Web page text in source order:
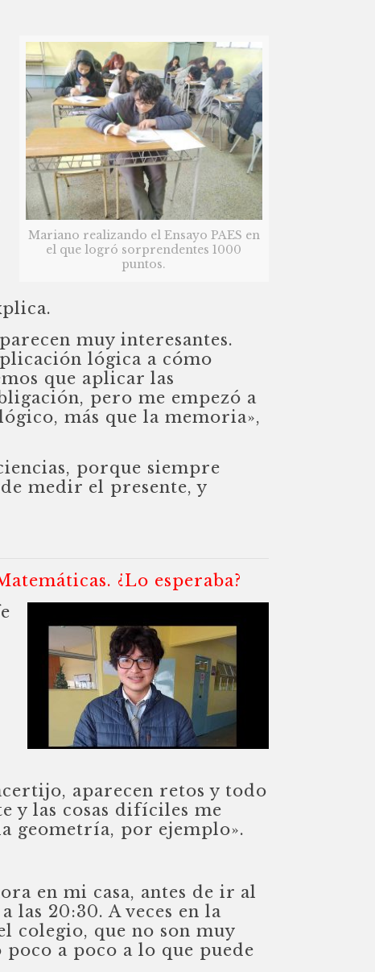
Mariano realizando el Ensayo PAES en
el que logró sorprendentes 1000
puntos.
muy interesantes.
lógica a cómo
que aplicar las
pero me empezó a
más que la memoria»,
porque siempre
medir el presente, y
¿Lo esperaba?
aparecen retos y todo
y las cosas difíciles me
geometría, por ejemplo».
en mi casa, antes de ir al
las 20:30. A veces en la
colegio, que no son muy
a poco a lo que puede